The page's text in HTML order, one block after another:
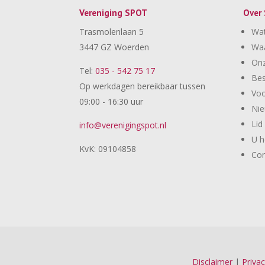
Vereniging SPOT
Trasmolenlaan 5
3447 GZ Woerden
Tel: 035 - 542 75 17
Op werkdagen bereikbaar tussen
09:00 - 16:30 uur
info@verenigingspot.nl
KvK: 09104858
Over
U
Disclaimer |